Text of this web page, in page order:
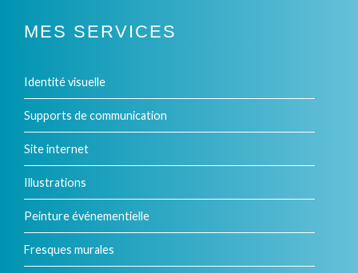
L’ARTICLE
MES SERVICES
Identité visuelle
Supports de communication
Site internet
Illustrations
Peinture événementielle
Fresques murales